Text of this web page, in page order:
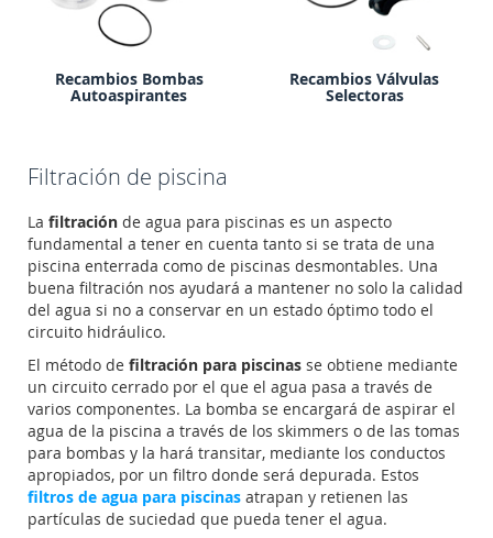
Recambios Bombas
Autoaspirantes
Recambios Válvulas
Selectoras
Filtración de piscina
La filtración de agua para piscinas es un aspecto
fundamental a tener en cuenta tanto si se trata de una
piscina enterrada como de piscinas desmontables. Una
buena filtración nos ayudará a mantener no solo la calidad
del agua si no a conservar en un estado óptimo todo el
circuito hidráulico.
El método de filtración para piscinas se obtiene mediante
un circuito cerrado por el que el agua pasa a través de
varios componentes. La bomba se encargará de aspirar el
agua de la piscina a través de los skimmers o de las tomas
para bombas y la hará transitar, mediante los conductos
apropiados, por un filtro donde será depurada. Estos
filtros de agua para piscinas atrapan y retienen las
partículas de suciedad que pueda tener el agua.